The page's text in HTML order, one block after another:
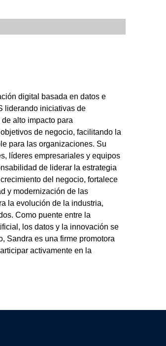
digital basada en datos e
liderando iniciativas de
alto impacto para
de negocio, facilitando la
para las organizaciones. Su
líderes empresariales y equipos
de liderar la estrategia
del negocio, fortalece
y modernización de las
la evolución de la industria,
Como puente entre la
los datos y la innovación se
Sandra es una firme promotora
activamente en la